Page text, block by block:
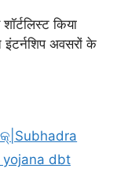
किया
अवसरों के
yojana dbt